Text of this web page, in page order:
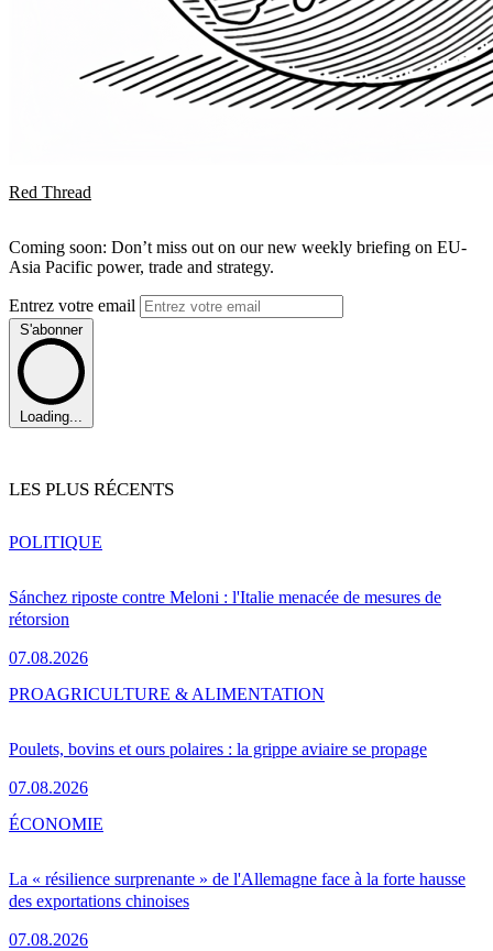
Red Thread
Coming soon: Don’t miss out on our new weekly briefing on EU-
Asia Pacific power, trade and strategy.
Entrez votre email
S'abonner
Loading...
LES PLUS RÉCENTS
Sánchez riposte contre Meloni : l'Italie menacée de mesures de
rétorsion
07.08.2026
POLITIQUE
Poulets, bovins et ours polaires : la grippe aviaire se propage
07.08.2026
PROAGRICULTURE & ALIMENTATION
La « résilience surprenante » de l'Allemagne face à la forte hausse
des exportations chinoises
07.08.2026
ÉCONOMIE